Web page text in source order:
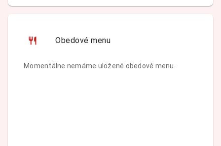
Obedové menu
Momentálne nemáme uložené obedové menu.